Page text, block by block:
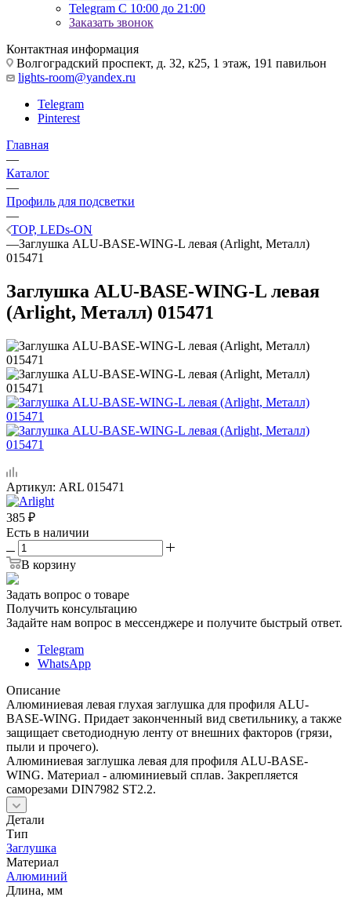
Telegram С 10:00 до 21:00
Заказать звонок
Контактная информация
Волгоградский проспект, д. 32, к25, 1 этаж, 191 павильон
lights-room@yandex.ru
Telegram
Pinterest
Главная
—
Каталог
—
Профиль для подсветки
—
TOP, LEDs-ON
—Заглушка ALU-BASE-WING-L левая (Arlight, Металл)
015471
Заглушка ALU-BASE-WING-L левая
(Arlight, Металл) 015471
Артикул: ARL 015471
385 ₽
Есть в наличии
В корзину
Задать вопрос о товаре
Получить консультацию
Задайте нам вопрос в мессенджере и получите быстрый ответ.
Telegram
WhatsApp
Описание
Алюминиевая левая глухая заглушка для профиля ALU-
BASE-WING. Придает законченный вид светильнику, а также
защищает светодиодную ленту от внешних факторов (грязи,
пыли и прочего).
Алюминиевая заглушка левая для профиля ALU-BASE-
WING. Материал - алюминиевый сплав. Закрепляется
саморезами DIN7982 ST2.2.
Детали
Тип
Заглушка
Материал
Алюминий
Длина, мм